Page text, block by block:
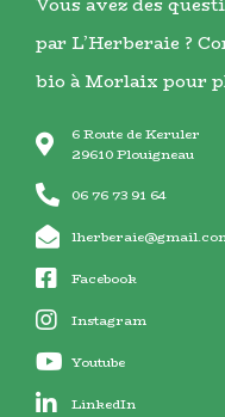
par L’Herberaie ?
bio à Morlaix pour
6 Route de Keruler
29610 Plouigneau
06 76 73 91 64
Facebook
Instagram
Youtube
LinkedIn